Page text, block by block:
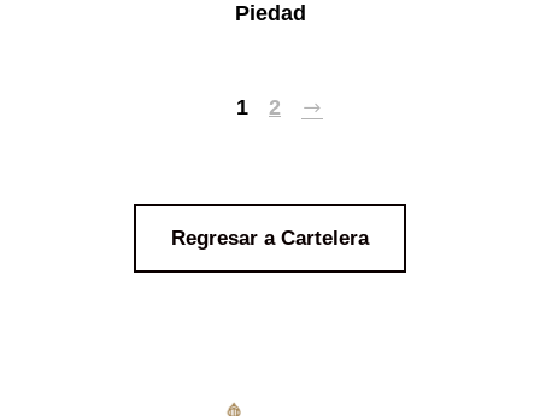
Piedad
1 2
Regresar a Cartelera